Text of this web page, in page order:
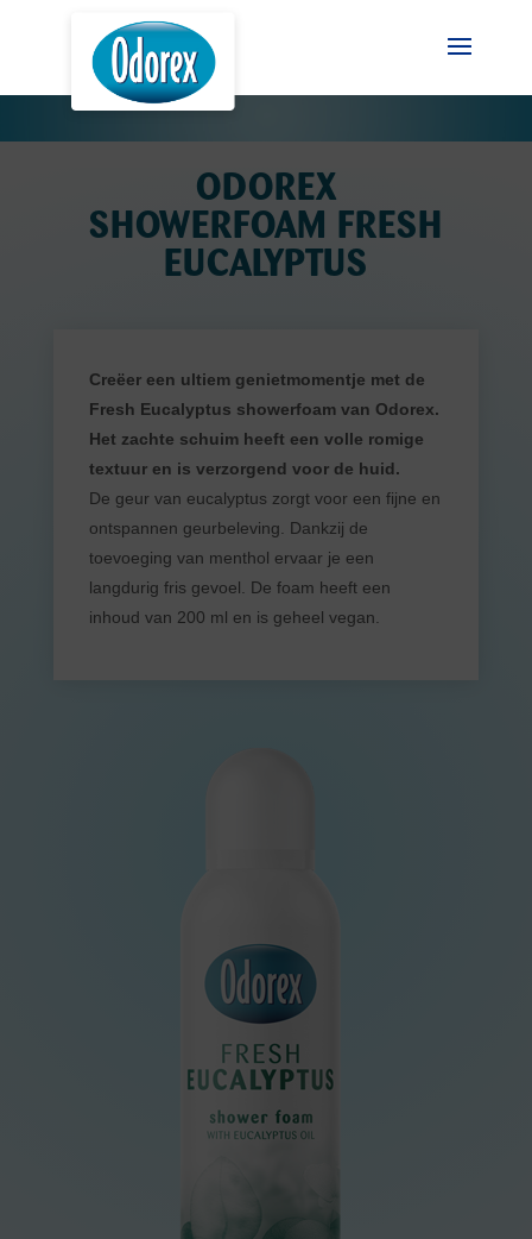
ODOREX
SHOWERFOAM FRESH
EUCALYPTUS
Creëer een ultiem genietmomentje met de
Fresh Eucalyptus showerfoam van Odorex.
Het zachte schuim heeft een volle romige
textuur en is verzorgend voor de huid.
De geur van eucalyptus zorgt voor een fijne en
ontspannen geurbeleving. Dankzij de
toevoeging van menthol ervaar je een
langdurig fris gevoel. De foam heeft een
inhoud van 200 ml en is geheel vegan.